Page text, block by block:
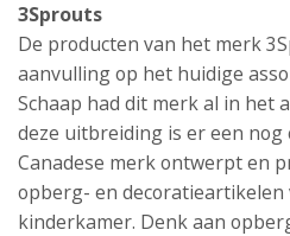
3Sprouts
De producten van het merk
aanvulling op het huidige
Schaap had dit merk al in het
deze uitbreiding is er een nog
Canadese merk ontwerpt en
opberg- en decoratieartikelen
kinderkamer. Denk aan